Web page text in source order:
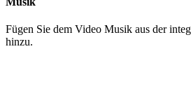
Fügen Sie dem Video Musik aus der
hinzu.